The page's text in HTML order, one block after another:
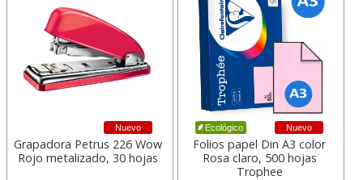
Nuevo
Grapadora Petrus 226 Wow
Rojo metalizado, 30 hojas
Ecológico Nuevo
Folios papel Din A3 color
Rosa claro, 500 hojas
Trophee